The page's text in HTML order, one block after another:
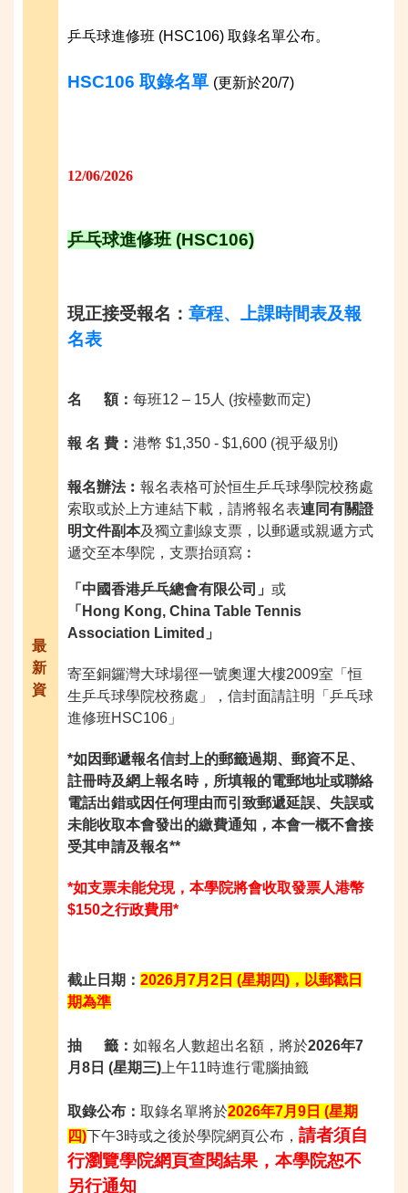
最
新
資
乒乓球進修班 (HSC106) 取錄名單公布。
HSC106 取錄名單 (更新於20/7)
12/06/2026
乒乓球進修班 (HSC106)
現正接受報名： 章程、上課時間表及報
名表
名 額： 每班12 – 15人 (按檯數而定)
報 名 費： 港幣 $1,350 - $1,600 (視乎級別)
報名辦法︰ 報名表格可於恒生乒乓球學院校務處
索取或於上方連結下載，請將報名表連同有關證
明文件副本及獨立劃線支票，以郵遞或親遞方式
遞交至本學院，支票抬頭寫︰
「中國香港乒乓總會有限公司」 或
「Hong Kong, China Table Tennis
Association Limited 」
寄至銅鑼灣大球場徑一號奧運大樓2009室「恒
生乒乓球學院校務處」，信封面請註明「乒乓球
進修班HSC106」
*如因郵遞報名信封上的郵籤過期、郵資不足、
註冊時及網上報名時，所填報的電郵地址或聯絡
電話出錯或因任何理由而引致郵遞延誤、失誤或
未能收取本會發出的繳費通知，本會一概不會接
受其申請及報名**
*如支票未能兌現，本學院將會收取發票人港幣
$150之行政費用*
截止日期： 2026月7月2 日 (星期四) ，以郵戳日
期為準
抽 籤： 如報名人數超出名額，將於2026年7
月8 日 (星期三) 上午11時進行電腦抽籤
取錄公布： 取錄名單將於2026年7月9日 (星期
四)下午3時或之後於學院網頁公布， 請者須自
行瀏覽學院網頁查閱結果，本學院恕不
另行通知